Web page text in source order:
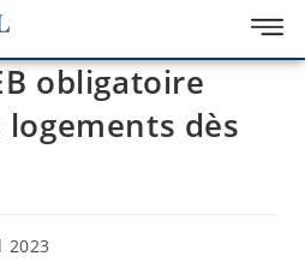
obligatoire
dès
2023